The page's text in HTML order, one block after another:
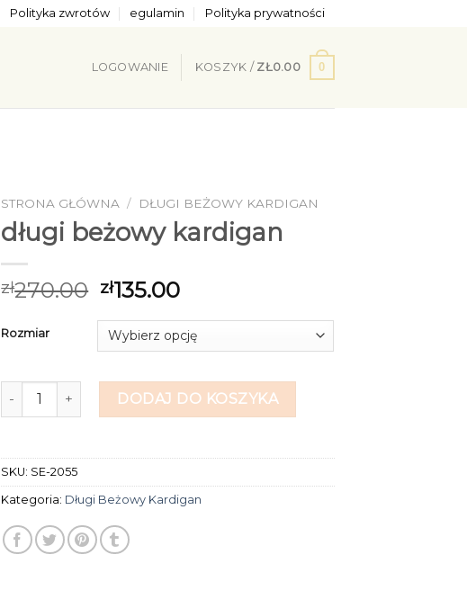
Polityka zwrotów egulamin Polityka prywatności
LOGOWANIE KOSZYK / ZŁ0.00 0
STRONA GŁÓWNA / DŁUGI BEŻOWY KARDIGAN
długi beżowy kardigan
zł270.00 zł135.00
Rozmiar
ilość długi beżowy kardiganDODAJ DO KOSZYKA
SKU: SE-2055
Kategoria: Długi Beżowy Kardigan